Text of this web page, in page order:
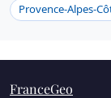
Provence-Alpes-
FranceGeo